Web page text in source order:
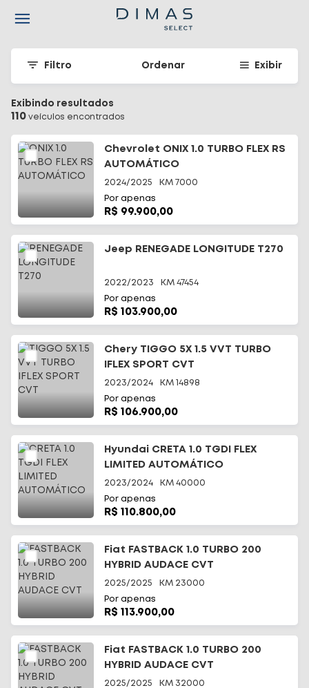
Filtro Ordenar Exibir
Exibindo resultados
110 veículos encontrados
Chevrolet ONIX 1.0 TURBO FLEX RS
AUTOMÁTICO
2024/2025 KM 7000
Por apenas
R$ 99.900,00
Jeep RENEGADE LONGITUDE T270
2022/2023 KM 47454
Por apenas
R$ 103.900,00
Chery TIGGO 5X 1.5 VVT TURBO
IFLEX SPORT CVT
2023/2024 KM 14898
Por apenas
R$ 106.900,00
Hyundai CRETA 1.0 TGDI FLEX
LIMITED AUTOMÁTICO
2023/2024 KM 40000
Por apenas
R$ 110.800,00
Fiat FASTBACK 1.0 TURBO 200
HYBRID AUDACE CVT
2025/2025 KM 23000
Por apenas
R$ 113.900,00
Fiat FASTBACK 1.0 TURBO 200
HYBRID AUDACE CVT
2025/2025 KM 32000
Navigated to Seu carro seminovo em Santa Catarina -